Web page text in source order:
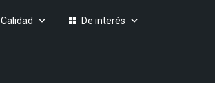
Calidad De interés